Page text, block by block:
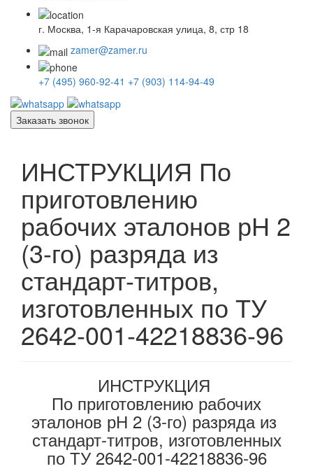
г. Москва, 1-я Карачаровская улица, 8, стр 18
zamer@zamer.ru
+7 (495) 960-92-41 +7 (903) 114-94-49
Заказать звонок
ИНСТРУКЦИЯ По
приготовлению
рабочих эталонов рН 2
(3-го) разряда из
стандарт-титров,
изготовленных по ТУ
2642-001-42218836-96
ИНСТРУКЦИЯ
По приготовлению рабочих
эталонов рН 2 (3-го) разряда из
стандарт-титров, изготовленных
по ТУ 2642-001-42218836-96